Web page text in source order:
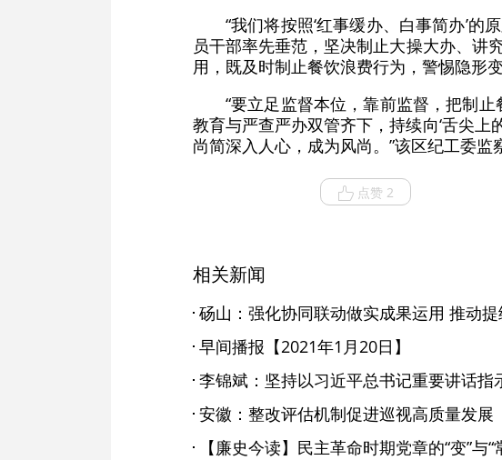
“我们将按照‘红事缓办、白事简办’
员干部率先垂范，坚决制止大操大办、讲
用，既及时制止餐饮浪费行为，警惕隐形
“要立足监督本位，靠前监督，把制
教育与严查严办双管齐下，持续向‘舌尖上
尚简深入人心，成为风尚。”该区纪工委监
点赞 2
相关新闻
早间播报【2021年1月20日】
安徽：整改评估机制促进巡视高质量发展
【廉史今读】民主革命时期党章的“变”与“